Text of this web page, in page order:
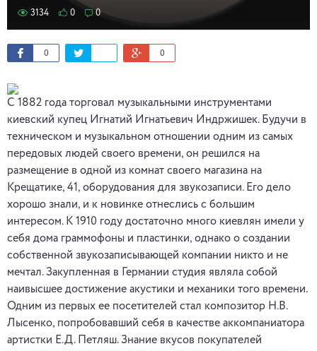
3134 0 0
0 0
С 1882 года торговал музыкальными инструментами
киевский купец Игнатий Игнатьевич Индржишек. Будучи в
техническом и музыкальном отношении одним из самых
передовых людей своего времени, он решился на
размещение в одной из комнат своего магазина на
Крещатике, 41, оборудования для звукозаписи. Его дело
хорошо знали, и к новинке отнеслись с большим
интересом. К 1910 году достаточно много киевлян имели у
себя дома граммофоны и пластинки, однако о создании
собственной звукозаписывающей компании никто и не
мечтал. Закупленная в Германии студия являла собой
наивысшее достижение акустики и механики того времени.
Одним из первых ее посетителей стал композитор Н.В.
Лысенко, попробовавший себя в качестве аккомпаниатора
артистки Е.Д. Петляш. Знание вкусов покупателей